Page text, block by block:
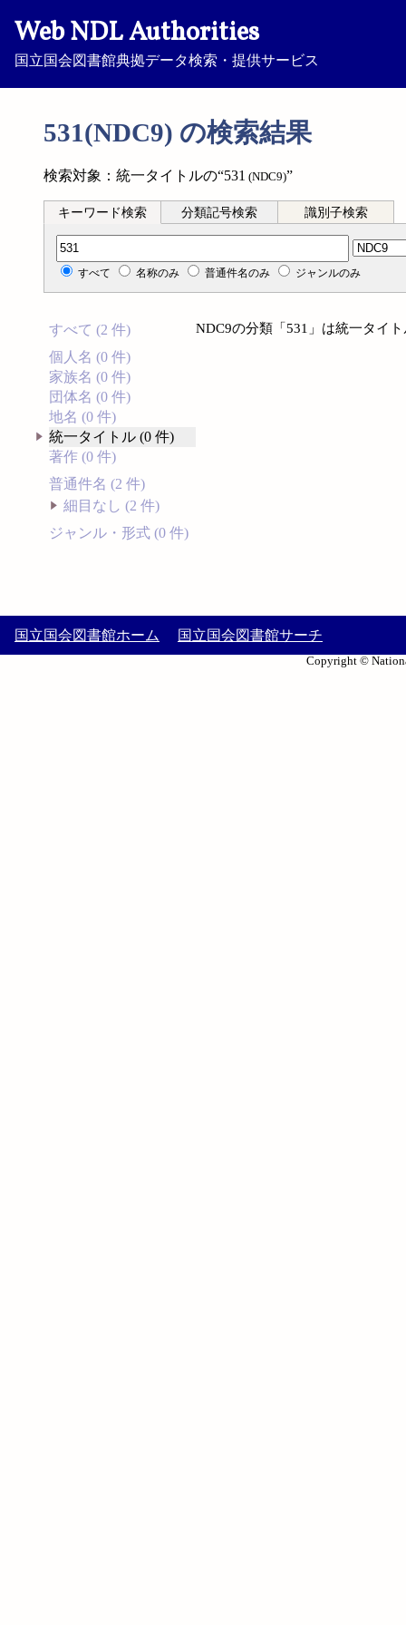
Web NDL Authorities
国立国会図書館典拠データ検索・提供サービス
531(NDC9) の検索結果
検索対象：統一タイトルの“531 (NDC9)”
キーワード検索 分類記号検索 識別子検索
分類記号検索
すべて 名称のみ 普通件名のみ ジャンルのみ
すべて (2 件)
個人名 (0 件)
家族名 (0 件)
団体名 (0 件)
地名 (0 件)
統一タイトル (0 件)
著作 (0 件)
普通件名 (2 件)
細目なし (2 件)
ジャンル・形式 (0 件)
NDC9の分類「531」は統一タイ
国立国会図書館ホーム 国立国会図書館サーチ
Copyright ©